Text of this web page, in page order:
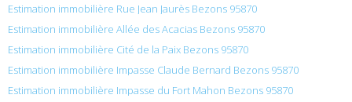
Estimation immobilière Rue Jean Jaurès Bezons 95870
Estimation immobilière Allée des Acacias Bezons 95870
Estimation immobilière Cité de la Paix Bezons 95870
Estimation immobilière Impasse Claude Bernard Bezons 95870
Estimation immobilière Impasse du Fort Mahon Bezons 95870